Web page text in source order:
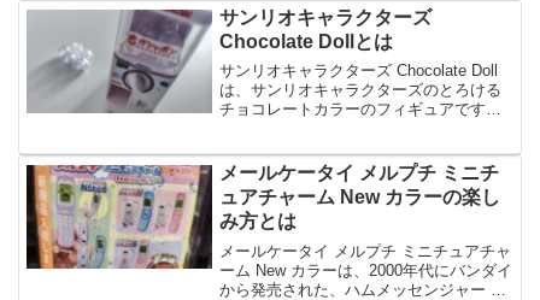
ンにおすすめです。今回は、立体シール
の楽しみ方やおすすめなどに...
サンリオキャラクターズ
Chocolate Dollとは
サンリオキャラクターズ Chocolate Doll
は、サンリオキャラクターズのとろける
チョコレートカラーのフィギュアです。
で、全5種のラインナップです...
メールケータイ メルプチ ミニチ
ュアチャーム New カラーの楽し
み方とは
メールケータイ メルプチ ミニチュアチャ
ーム New カラーは、2000年代にバンダイ
から発売された、ハムメッセンジャー メ